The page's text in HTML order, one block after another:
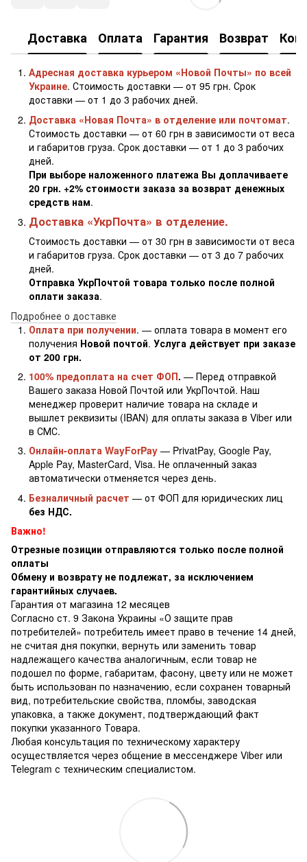
Доставка Оплата Гарантия Возврат
Адресная доставка курьером «Новой Почты» по всей
Украине. Стоимость доставки — от 95 грн. Срок
доставки — от 1 до 3 рабочих дней.
Доставка «Новая Почта» в отделение или почтомат.
Стоимость доставки — от 60 грн в зависимости от веса
и габаритов груза. Срок доставки — от 1 до 3 рабочих
дней.
При выборе наложенного платежа Вы доплачиваете
20 грн. +2% стоимости заказа за возврат денежных
средств нам.
Доставка «УкрПочта» в отделение.
Стоимость доставки — от 30 грн в зависимости от веса
и габаритов груза. Срок доставки — от 3 до 7 рабочих
дней.
Отправка УкрПочтой товара только после полной
оплати заказа.
Подробнее о доставке
Оплата при получении. — оплата товара в момент его
получения Новой почтой. Услуга действует при заказе
от 200 грн.
100% предоплата на счет ФОП. — Перед отправкой
Вашего заказа Новой Почтой или УкрПочтой. Наш
менеджер проверит наличие товара на складе и
вышлет реквизиты (IBAN) для оплаты заказа в Viber или
в СМС.
Онлайн-оплата WayForPay — PrivatPay, Google Pay,
Apple Pay, MasterCard, Visa. Не оплаченный заказ
автоматически отменяется через день.
Безналичный расчет — от ФОП для юридических лиц
без НДС.
Важно!
Отрезные позиции отправляются только после полной
оплаты
Обмену и возврату не подлежат, за исключением
гарантийных случаев.
Гарантия от магазина 12 месяцев
Согласно ст. 9 Закона Украины «О защите прав
потребителей» потребитель имеет право в течение 14 дней,
не считая дня покупки, вернуть или заменить товар
надлежащего качества аналогичным, если товар не
подошел по форме, габаритам, фасону, цвету или не может
быть использован по назначению, если сохранен товарный
вид, потребительские свойства, пломбы, заводская
упаковка, а также документ, подтверждающий факт
покупки указанного Товара.
Любая консультация по техническому характеру
осуществляется через общение в мессенджере Viber или
Telegram с техническим специалистом.